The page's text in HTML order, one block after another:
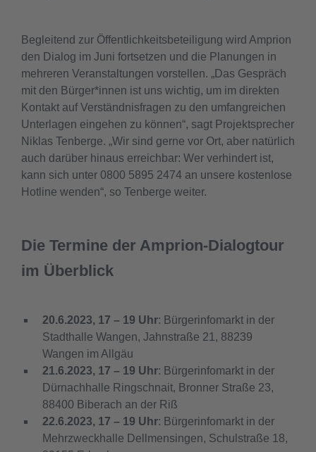
Begleitend zur Öffentlichkeitsbeteiligung wird Amprion
den Dialog im Juni fortsetzen und die Planungen in
mehreren Veranstaltungen vorstellen. „Das Gespräch
mit den Bürger*innen ist uns wichtig, um im direkten
Kontakt auf Verständnisfragen zu den umfangreichen
Unterlagen eingehen zu können“, sagt Projektsprecher
Niklas Tenberge. „Wir sind gerne vor Ort, aber natürlich
auch darüber hinaus erreichbar: Wer verhindert ist,
kann sich unter 0800 5895 2474 an unsere kostenlose
Hotline wenden“, so Tenberge weiter.
Die Termine der Amprion-Dialogtour
im Überblick
20.6.2023, 17 – 19 Uhr: Bürgerinfomarkt in der
Stadthalle Wangen, Jahnstraße 21, 88239
Wangen im Allgäu
21.6.2023, 17 – 19 Uhr: Bürgerinfomarkt in der
Dürnachhalle Ringschnait, Bronner Straße 23,
88400 Biberach an der Riß
22.6.2023, 17 – 19 Uhr: Bürgerinfomarkt in der
Mehrzweckhalle Dellmensingen, Schulstraße 18,